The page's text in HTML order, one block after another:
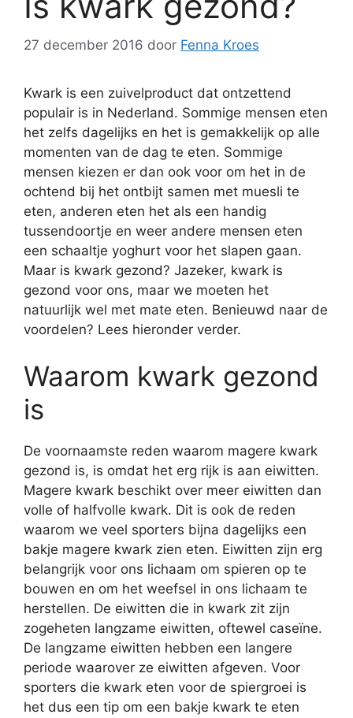
27 december 2016 door Fenna Kroes
Kwark is een zuivelproduct dat ontzettend
populair is in Nederland. Sommige mensen eten
het zelfs dagelijks en het is gemakkelijk op alle
momenten van de dag te eten. Sommige
mensen kiezen er dan ook voor om het in de
ochtend bij het ontbijt samen met muesli te
eten, anderen eten het als een handig
tussendoortje en weer andere mensen eten
een schaaltje yoghurt voor het slapen gaan.
Maar is kwark gezond? Jazeker, kwark is
gezond voor ons, maar we moeten het
natuurlijk wel met mate eten. Benieuwd naar de
voordelen? Lees hieronder verder.
Waarom kwark gezond
is
De voornaamste reden waarom magere kwark
gezond is, is omdat het erg rijk is aan eiwitten.
Magere kwark beschikt over meer eiwitten dan
volle of halfvolle kwark. Dit is ook de reden
waarom we veel sporters bijna dagelijks een
bakje magere kwark zien eten. Eiwitten zijn erg
belangrijk voor ons lichaam om spieren op te
bouwen en om het weefsel in ons lichaam te
herstellen. De eiwitten die in kwark zit zijn
zogeheten langzame eiwitten, oftewel caseïne.
De langzame eiwitten hebben een langere
periode waarover ze eiwitten afgeven. Voor
sporters die kwark eten voor de spiergroei is
het dus een tip om een bakje kwark te eten